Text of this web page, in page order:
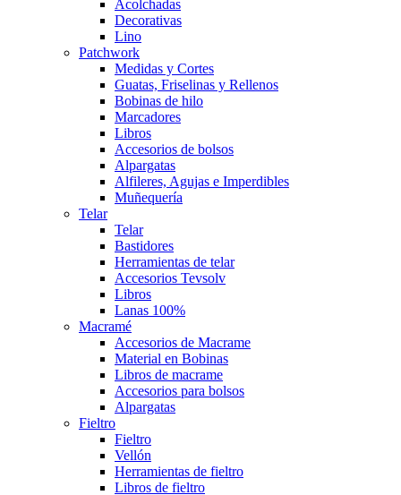
Acolchadas
Decorativas
Lino
Patchwork
Medidas y Cortes
Guatas, Friselinas y Rellenos
Bobinas de hilo
Marcadores
Libros
Accesorios de bolsos
Alpargatas
Alfileres, Agujas e Imperdibles
Muñequería
Telar
Telar
Bastidores
Herramientas de telar
Accesorios Tevsolv
Libros
Lanas 100%
Macramé
Accesorios de Macrame
Material en Bobinas
Libros de macrame
Accesorios para bolsos
Alpargatas
Fieltro
Fieltro
Vellón
Herramientas de fieltro
Libros de fieltro